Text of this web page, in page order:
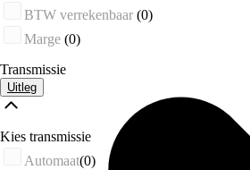
BTW verrekenbaar (0)
Marge (0)
Transmissie
Uitleg
Kies transmissie
Automaat(0)